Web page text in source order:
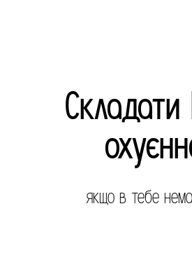
якщо в тебе